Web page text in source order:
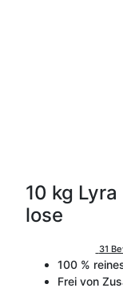
10 kg
lose
31
100 %
Frei von